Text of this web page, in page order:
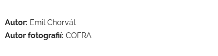
Autor: Emil Chorvát
Autor fotografií: COFRA